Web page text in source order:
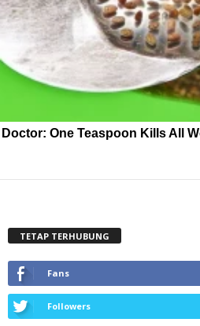
Doctor: One Teaspoon Kills All
TETAP TERHUBUNG
Fans
Followers